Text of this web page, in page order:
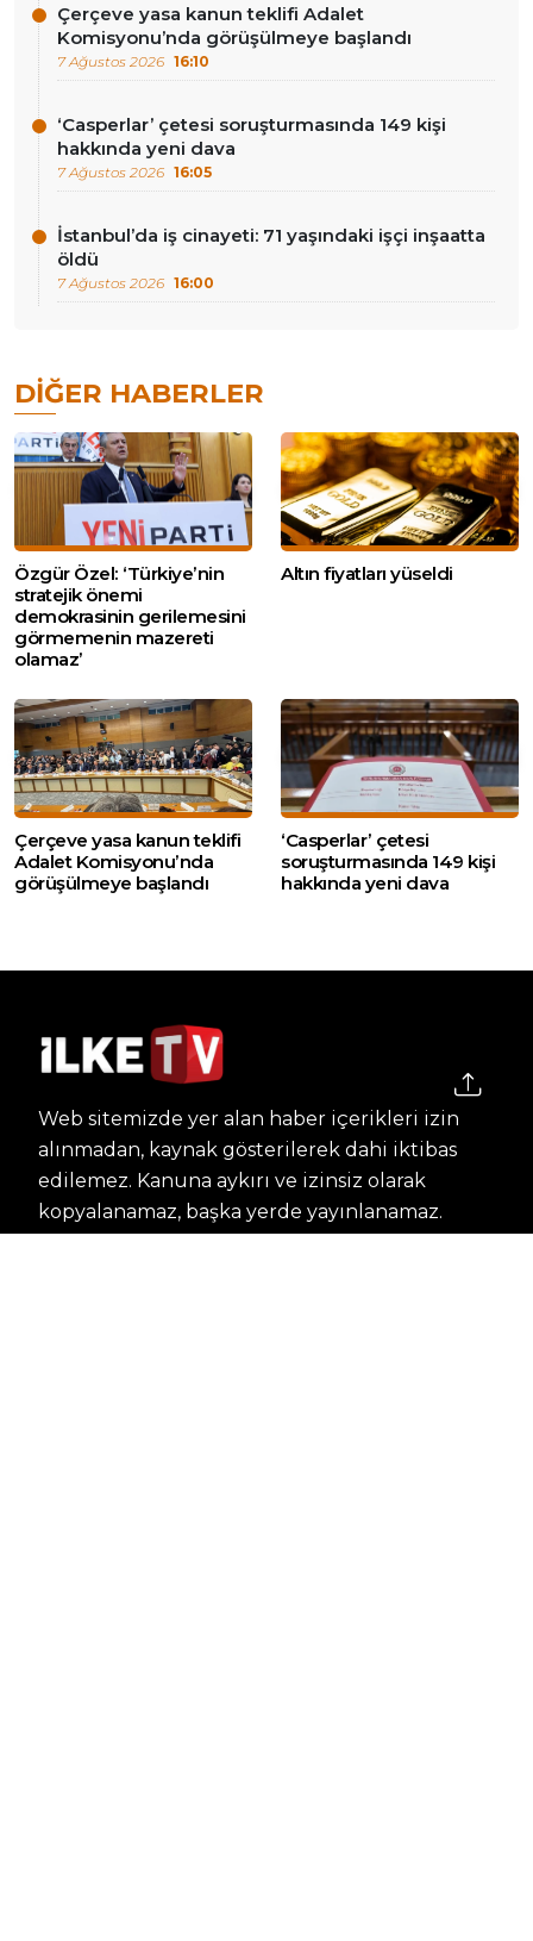
Çerçeve yasa kanun teklifi Adalet
Komisyonu’nda görüşülmeye başlandı
7 Ağustos 2026 16:10
‘Casperlar’ çetesi soruşturmasında 149 kişi
hakkında yeni dava
7 Ağustos 2026 16:05
İstanbul’da iş cinayeti: 71 yaşındaki işçi inşaatta
öldü
7 Ağustos 2026 16:00
DIĞER HABERLER
Özgür Özel: ‘Türkiye’nin
stratejik önemi
demokrasinin gerilemesini
görmemenin mazereti
olamaz’
Altın fiyatları yüseldi
Çerçeve yasa kanun teklifi
Adalet Komisyonu’nda
görüşülmeye başlandı
‘Casperlar’ çetesi
soruşturmasında 149 kişi
hakkında yeni dava
Web sitemizde yer alan haber içerikleri izin
alınmadan, kaynak gösterilerek dahi iktibas
edilemez. Kanuna aykırı ve izinsiz olarak
kopyalanamaz, başka yerde yayınlanamaz.